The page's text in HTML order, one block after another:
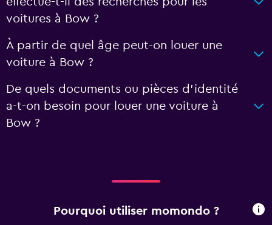
voitures à Bow ?
À partir de quel âge peut-on louer une
voiture à Bow ?
De quels documents ou pièces d'identité
a-t-on besoin pour louer une voiture à
Bow ?
Pourquoi utiliser momondo ?